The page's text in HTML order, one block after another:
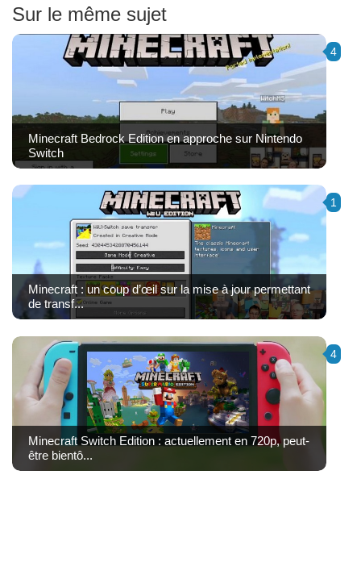
Sur le même sujet
4
Minecraft Bedrock Edition en approche sur Nintendo
Switch
1
Minecraft : un coup d’œil sur la mise à jour permettant
de transf...
4
Minecraft Switch Edition : actuellement en 720p, peut-
être bientô...